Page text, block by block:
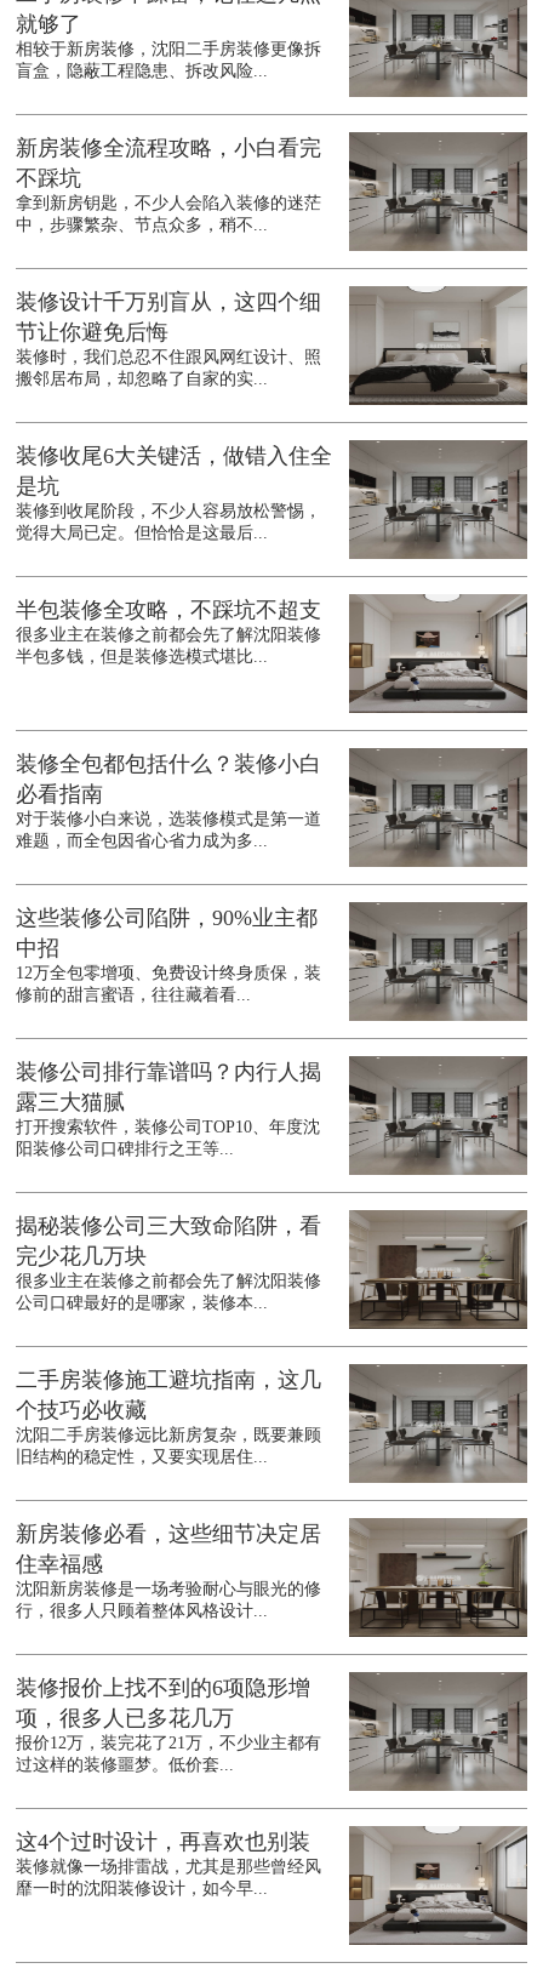
就够了
相较于新房装修，沈阳二手房装修更像拆
盲盒，隐蔽工程隐患、拆改风险...
新房装修全流程攻略，小白看完
不踩坑
拿到新房钥匙，不少人会陷入装修的迷茫
中，步骤繁杂、节点众多，稍不...
装修设计千万别盲从，这四个细
节让你避免后悔
装修时，我们总忍不住跟风网红设计、照
搬邻居布局，却忽略了自家的实...
装修收尾6大关键活，做错入住全
是坑
装修到收尾阶段，不少人容易放松警惕，
觉得大局已定。但恰恰是这最后...
半包装修全攻略，不踩坑不超支
很多业主在装修之前都会先了解沈阳装修
半包多钱，但是装修选模式堪比...
装修全包都包括什么？装修小白
必看指南
对于装修小白来说，选装修模式是第一道
难题，而全包因省心省力成为多...
这些装修公司陷阱，90%业主都
中招
12万全包零增项、免费设计终身质保，装
修前的甜言蜜语，往往藏着看...
装修公司排行靠谱吗？内行人揭
露三大猫腻
打开搜索软件，装修公司TOP10、年度沈
阳装修公司口碑排行之王等...
揭秘装修公司三大致命陷阱，看
完少花几万块
很多业主在装修之前都会先了解沈阳装修
公司口碑最好的是哪家，装修本...
二手房装修施工避坑指南，这几
个技巧必收藏
沈阳二手房装修远比新房复杂，既要兼顾
旧结构的稳定性，又要实现居住...
新房装修必看，这些细节决定居
住幸福感
沈阳新房装修是一场考验耐心与眼光的修
行，很多人只顾着整体风格设计...
装修报价上找不到的6项隐形增
项，很多人已多花几万
报价12万，装完花了21万，不少业主都有
过这样的装修噩梦。低价套...
这4个过时设计，再喜欢也别装
装修就像一场排雷战，尤其是那些曾经风
靡一时的沈阳装修设计，如今早...